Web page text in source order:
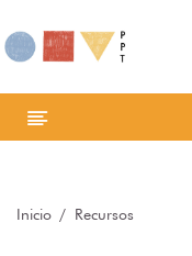
Inicio Recursos